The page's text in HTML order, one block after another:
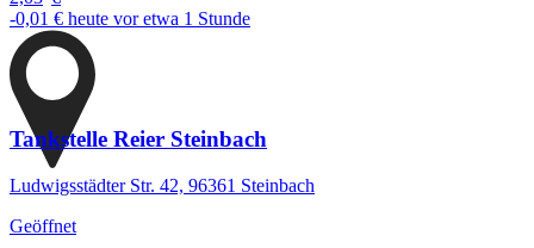
-0,01 € heute vor etwa 1 Stunde
Tankstelle Reier Steinbach
Ludwigsstädter Str. 42, 96361 Steinbach
Geöffnet